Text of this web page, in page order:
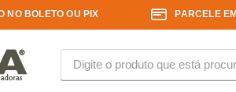
NO BOLETO OU PIX PARCELE